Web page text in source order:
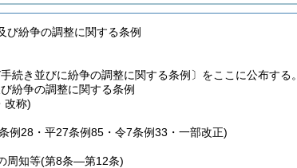
び紛争の調整に関する条例
続き並びに紛争の調整に関する条例〕をここに公布する。
紛争の調整に関する条例
改称)
例28・平27条例85・令7条例33・一部改正)
周知等(第8条―第12条)